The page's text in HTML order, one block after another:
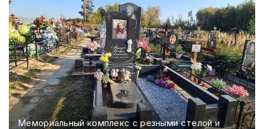
Мемориальный комплекс с резными стелой и